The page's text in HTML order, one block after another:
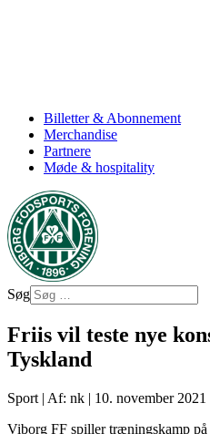
Billetter & Abonnement
Merchandise
Partnere
Møde & hospitality
Søg
Friis vil teste nye
Tyskland
Sport | Af: nk | 10. november 2021
Viborg FF spiller træningskamp på